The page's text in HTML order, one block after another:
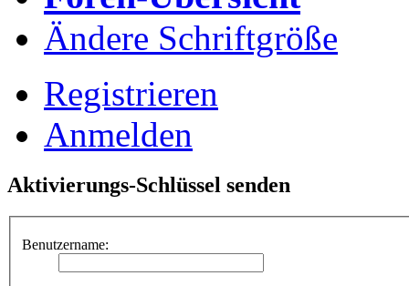
Ändere Schriftgröße
Registrieren
Anmelden
Aktivierungs-Schlüssel senden
Benutzername: